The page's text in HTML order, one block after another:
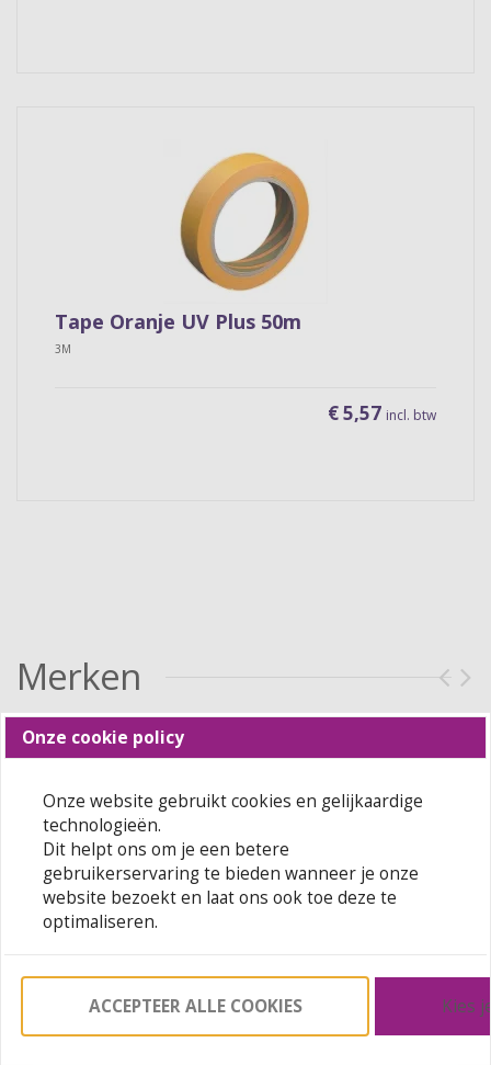
Tape Oranje UV Plus 50m
3M
€ 5,57 incl. btw
Merken
Onze cookie policy
Onze website gebruikt cookies en gelijkaardige
technologieën.
Dit helpt ons om je een betere
gebruikerservaring te bieden wanneer je onze
website bezoekt en laat ons ook toe deze te
optimaliseren.
ACCEPTEER ALLE COOKIES Kies